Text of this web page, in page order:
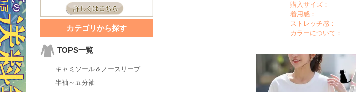
カテゴリから探す
TOPS一覧
キャミソール＆ノースリーブ
半袖～五分袖
購入サイズ：
着用感：
ストレッチ感：
カラーについて：